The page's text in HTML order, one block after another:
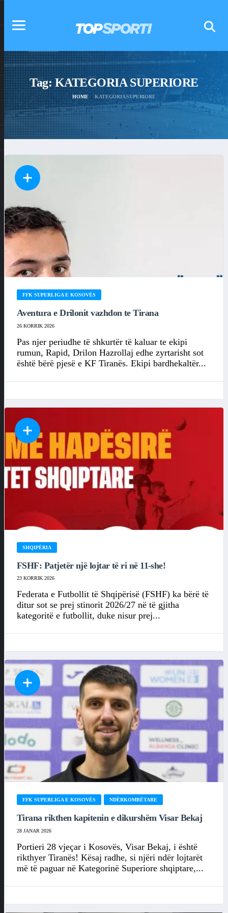
Tag:KATEGORIA SUPERIORE
HOME KATEGORIA SUPERIORE
FFK SUPERLIGA E KOSOVËS
Aventura e Drilonit vazhdon te Tirana
26 KORRIK 2026
Pas njer periudhe të shkurtër të kaluar te ekipi
rumun, Rapid, Drilon Hazrollaj edhe zyrtarisht sot
është bërë pjesë e KF Tiranës. Ekipi bardhekaltër...
SHQIPËRIA
FSHF: Patjetër një lojtar të ri në 11-she!
23 KORRIK 2026
Federata e Futbollit të Shqipërisë (FSHF) ka bërë të
ditur sot se prej stinorit 2026/27 në të gjitha
kategoritë e futbollit, duke nisur prej...
FFK SUPERLIGA E KOSOVËS NDËRKOMBËTARE
Tirana rikthen kapitenin e dikurshëm Visar Bekaj
28 JANAR 2026
Portieri 28 vjeçar i Kosovës, Visar Bekaj, i është
rikthyer Tiranës! Kësaj radhe, si njëri ndër lojtarët
më të paguar në Kategorinë Superiore shqiptare,...